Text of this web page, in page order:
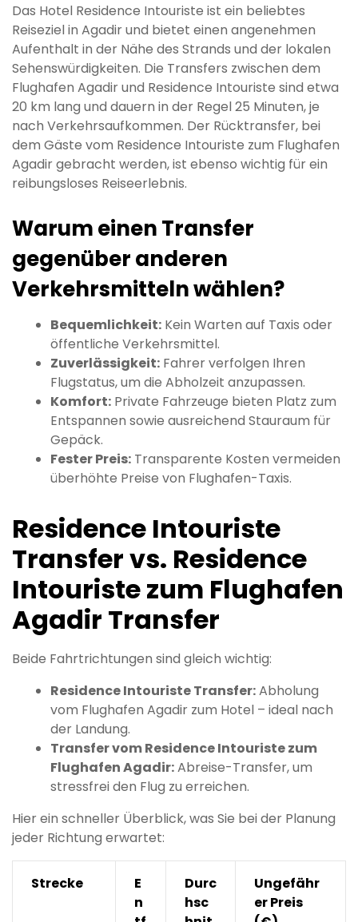
Das Hotel Residence Intouriste ist ein beliebtes
Reiseziel in Agadir und bietet einen angenehmen
Aufenthalt in der Nähe des Strands und der lokalen
Sehenswürdigkeiten. Die Transfers zwischen dem
Flughafen Agadir und Residence Intouriste sind etwa
20 km lang und dauern in der Regel 25 Minuten, je
nach Verkehrsaufkommen. Der Rücktransfer, bei
dem Gäste vom Residence Intouriste zum Flughafen
Agadir gebracht werden, ist ebenso wichtig für ein
reibungsloses Reiseerlebnis.
Warum einen Transfer
gegenüber anderen
Verkehrsmitteln wählen?
Bequemlichkeit: Kein Warten auf Taxis oder
öffentliche Verkehrsmittel.
Zuverlässigkeit: Fahrer verfolgen Ihren
Flugstatus, um die Abholzeit anzupassen.
Komfort: Private Fahrzeuge bieten Platz zum
Entspannen sowie ausreichend Stauraum für
Gepäck.
Fester Preis: Transparente Kosten vermeiden
überhöhte Preise von Flughafen-Taxis.
Residence Intouriste
Transfer vs. Residence
Intouriste zum Flughafen
Agadir Transfer
Beide Fahrtrichtungen sind gleich wichtig:
Residence Intouriste Transfer:Abholung
vom Flughafen Agadir zum Hotel – ideal nach
der Landung.
Transfer vom Residence Intouriste zum
Flughafen Agadir:Abreise-Transfer, um
stressfrei den Flug zu erreichen.
Hier ein schneller Überblick, was Sie bei der Planung
jeder Richtung erwartet:
Strecke
E
n
Durc
hsc
Ungefähr
er Preis